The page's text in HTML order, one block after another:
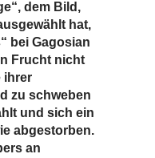
dem Bild,
hat,
bei Gagosian
Frucht nicht
ihrer
zu schweben
und sich ein
abgestorben.
an